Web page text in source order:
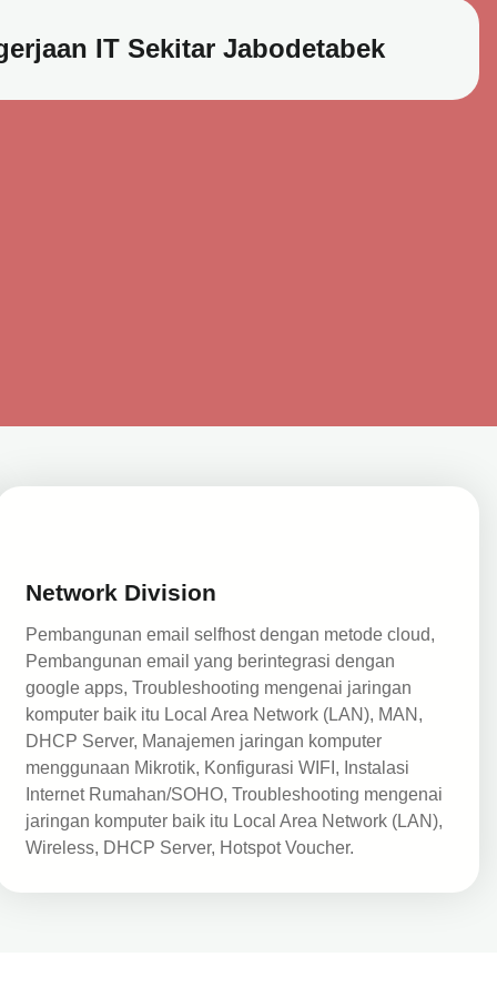
IT Sekitar Jabodetabek
Network Division
Pembangunan email selfhost dengan metode cloud,
Pembangunan email yang berintegrasi dengan
google apps, Troubleshooting mengenai jaringan
komputer baik itu Local Area Network (LAN), MAN,
DHCP Server, Manajemen jaringan komputer
menggunaan Mikrotik, Konfigurasi WIFI, Instalasi
Internet Rumahan/SOHO, Troubleshooting mengenai
jaringan komputer baik itu Local Area Network (LAN),
Wireless, DHCP Server, Hotspot Voucher.